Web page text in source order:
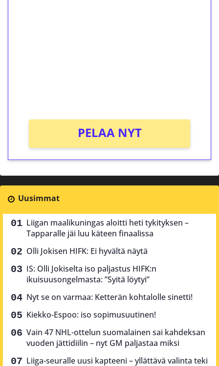
PELAA NYT
Uusimmat
Liigan maalikuningas aloitti heti tykityksen –
Tapparalle jäi luu käteen finaalissa
Olli Jokisen HIFK: Ei hyvältä näytä
IS: Olli Jokiselta iso paljastus HIFK:n
ikuisuusongelmasta: ”Syitä löytyi”
Nyt se on varmaa: Ketterän kohtalolle sinetti!
Kiekko-Espoo: iso sopimusuutinen!
Vain 47 NHL-ottelun suomalainen sai kahdeksan
vuoden jättidiilin – nyt GM paljastaa miksi
Liiga-seuralle uusi kapteeni – yllättävä valinta teki